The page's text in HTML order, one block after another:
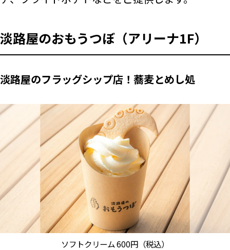
淡路屋のおもうつぼ（アリーナ1F）
淡路屋のフラッグシップ店！蕎麦とめし処
ソフトクリーム 600円（税込）